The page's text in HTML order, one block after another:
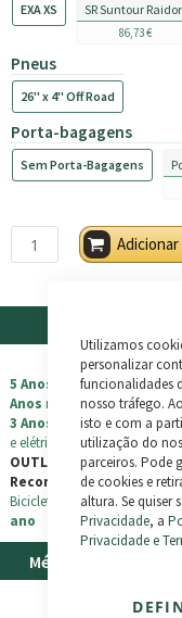
Utilizamos
personalizar
funcionalidades
nosso tráfego.
isto e com a
utilização do
parceiros. Pode
de cookies e
altura. Se quiser
Privacidade, a
Privacidade e
EXA XS SR Suntour
86,73 €
Pneus
26'' x 4'' Off Road
Porta-bagagens
Sem Porta-Bagagens
Produtos novos
5 Anos
nos quadros de
Anos nos de triciclos
3 Anos
nos componentes
e elétricos
OUTLET / Teste / Usados
Recondicionados
Bicicletas + triciclos:
ano
Métodos de